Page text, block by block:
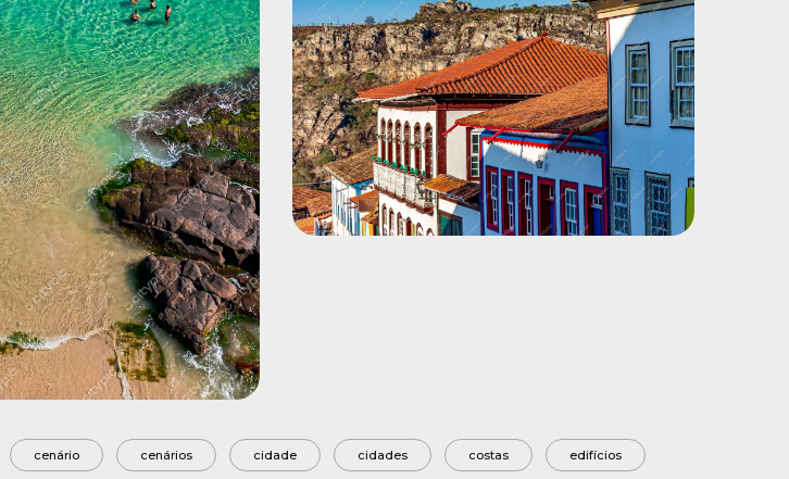
cenário cenários cidade cidades costas edifícios